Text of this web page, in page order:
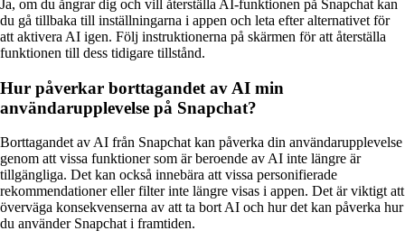
Ja, om du ångrar dig och vill återställa AI-funktionen på Snapchat kan
du gå tillbaka till inställningarna i appen och leta efter alternativet för
att aktivera AI igen. Följ instruktionerna på skärmen för att återställa
funktionen till dess tidigare tillstånd.
Hur påverkar borttagandet av AI min
användarupplevelse på Snapchat?
Borttagandet av AI från Snapchat kan påverka din användarupplevelse
genom att vissa funktioner som är beroende av AI inte längre är
tillgängliga. Det kan också innebära att vissa personifierade
rekommendationer eller filter inte längre visas i appen. Det är viktigt att
överväga konsekvenserna av att ta bort AI och hur det kan påverka hur
du använder Snapchat i framtiden.